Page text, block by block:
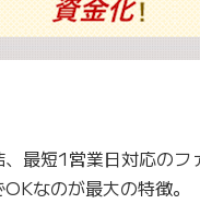
最短1営業日対応の
なのが最大の特徴。